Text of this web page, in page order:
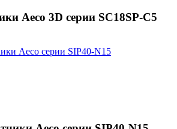
Aeco 3D серии SC18SP-C5